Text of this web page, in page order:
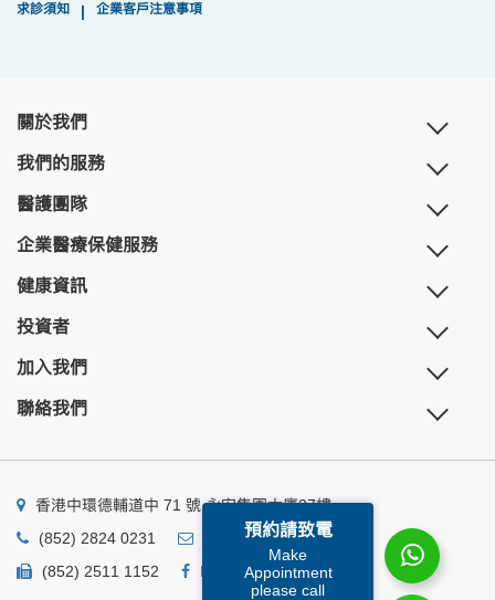
預約請致電
Make
Appointment
please call
求診須知 | 企業客戶注意事項
關於我們
我們的服務
醫護團隊
企業醫療保健服務
健康資訊
投資者
加入我們
聯絡我們
香港中環德輔道中 71 號 永安集團大廈27樓
(852) 2824 0231
business@ump.com.hk
(852) 2511 1152
Facebook Linkedin